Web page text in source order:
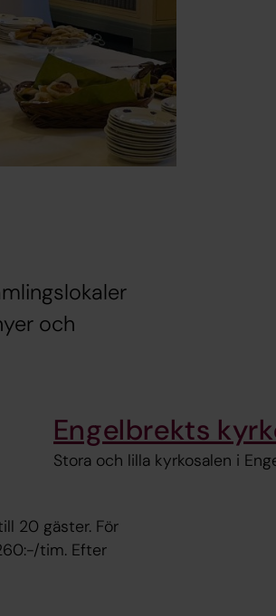
och
Engelbrekts
Stora och lilla kyrkosalen i
20 gäster. För
tim. Efter